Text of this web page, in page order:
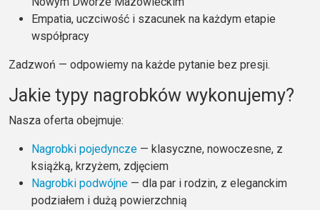
Empatia, uczciwość i szacunek na każdym etapie
współpracy
Zadzwoń — odpowiemy na każde pytanie bez presji.
Jakie typy nagrobków wykonujemy?
Nasza oferta obejmuje:
Nagrobki pojedyncze — klasyczne, nowoczesne, z
książką, krzyżem, zdjęciem
Nagrobki podwójne — dla par i rodzin, z eleganckim
podziałem i dużą powierzchnią